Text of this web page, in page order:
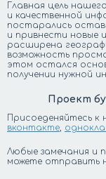
Главная цель
и качественной
постарались
и привнести новые
расширена
возможность
этом остался
получении нужной
Проект
Присоеденяйтесь
вконтакте,
Любые замечания и
можете отправить